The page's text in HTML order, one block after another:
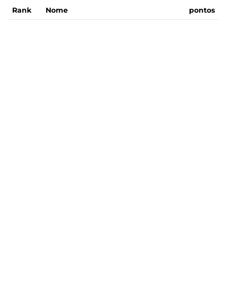
Rank Nome pontos